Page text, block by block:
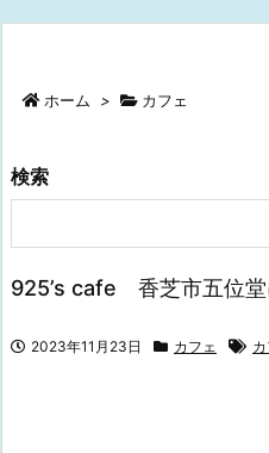
ホーム > カフェ
検索
925’s cafe 香芝市五位堂
2023年11月23日 カフェ